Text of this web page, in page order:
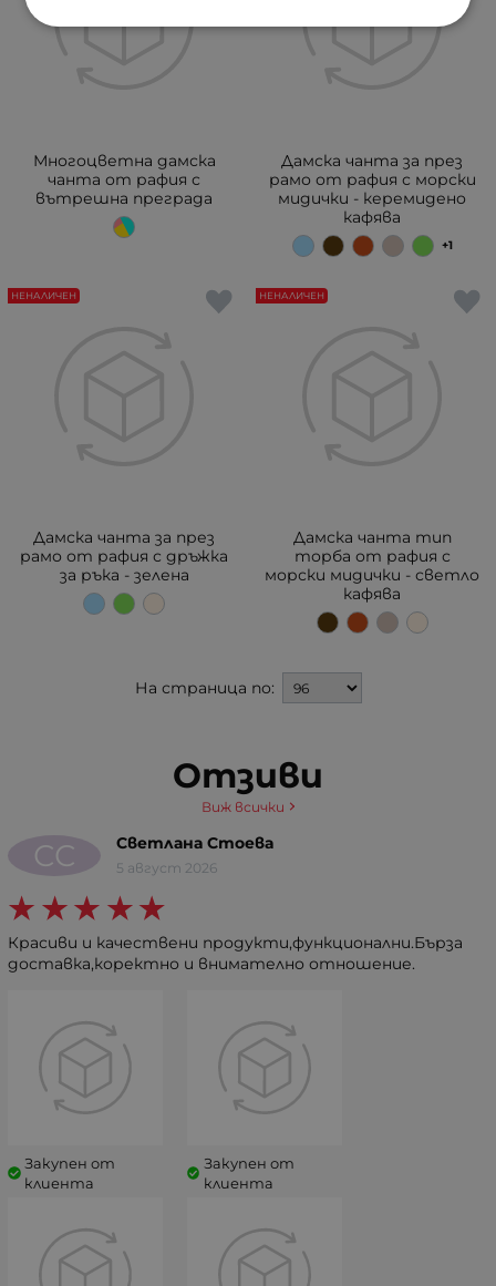
Многоцветна дамска
чанта от рафия с
вътрешна преграда
Дамска чанта за през
рамо от рафия с морски
мидички - керемидено
кафява
+1
Дамска чанта за през
рамо от рафия с дръжка
за ръка - зелена
НЕНАЛИЧЕН
Дамска чанта тип
торба от рафия с
морски мидички - светло
кафява
НЕНАЛИЧЕН
На страница по:
Отзиви
Виж всички
СС Светлана Стоева
5 август 2026
Красиви и качествени продукти,функционални.Бърза
доставка,коректно и внимателно отношение.
Закупен от
клиента
Закупен от
клиента